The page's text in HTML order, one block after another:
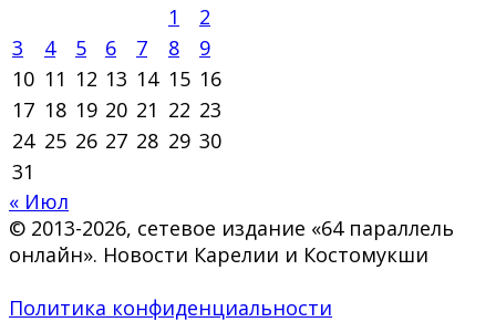
1
2
3
4 5 6 7 8
9
10 11 12 13 14 15 16
17 18 19 20 21 22 23
24 25 26 27 28 29 30
31
« Июл
© 2013-2026, сетевое издание «64 параллель
онлайн». Новости Карелии и Костомукши
Политика конфиденциальности